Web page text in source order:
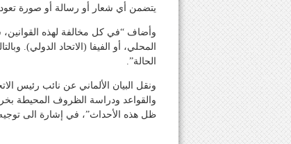
يتضمن أي شعار أو رسالة أو صورة
وأضاف “في كل مخالفة لهذه القوانين،
المحلي، أو الفيفا (الاتحاد الدولي).
الحالة”.
ونقل البيان الألماني عن نائب رئيس
والقواعد ودراسة الظروف المحيطة
ظل هذه الأحداث”، في إشارة الى